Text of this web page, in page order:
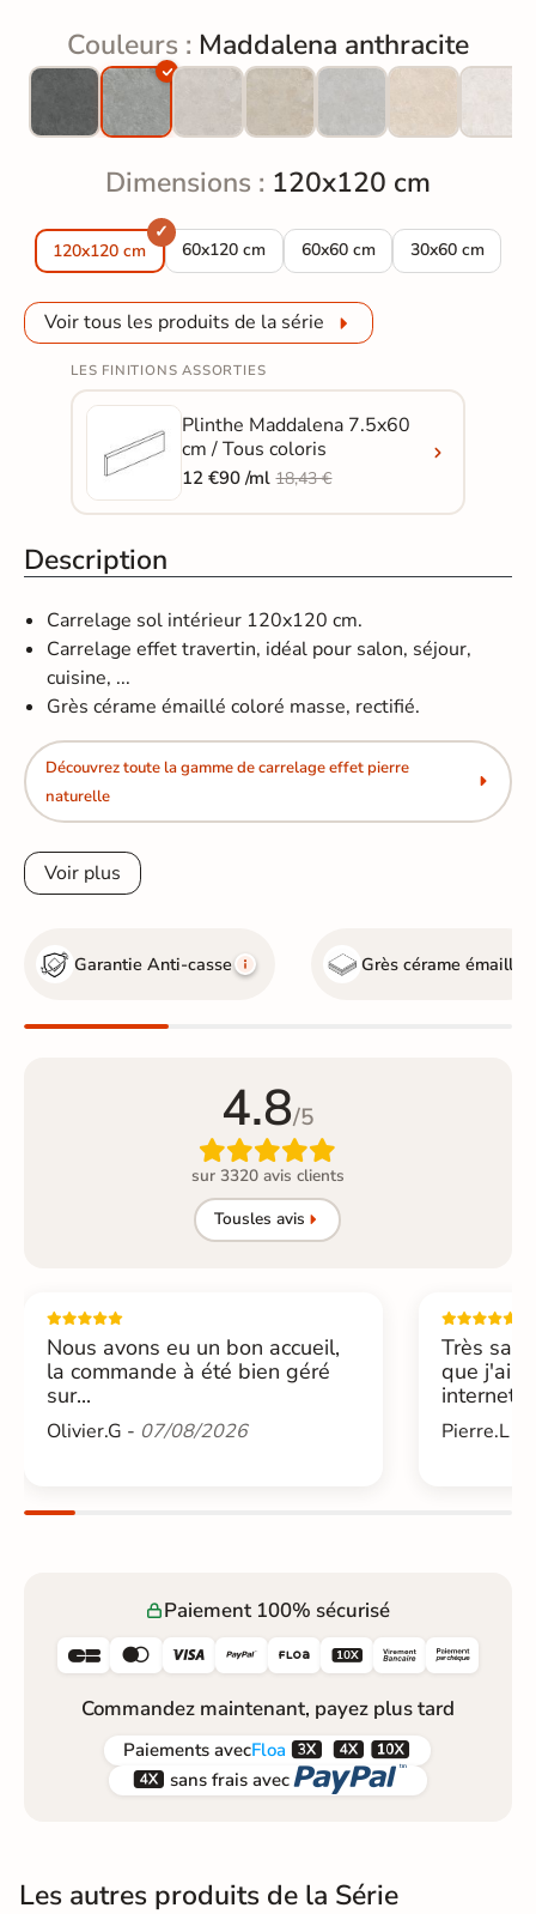
Couleurs : Maddalena anthracite
Dimensions : 120x120 cm
120x120 cm 60x120 cm
Carrelage sol effet pierre Maddalena
60x60 cm
Carrelage sol effet pierre
30x60 cm
Carrelage sol
Voir tous les produits de la série
LES FINITIONS ASSORTIES
Plinthe Maddalena 7.5x60
cm / Tous coloris
12 €90 /ml18,43 €
Description
Carrelage sol intérieur 120x120 cm.
Carrelage effet travertin, idéal pour salon, séjour,
cuisine, ...
Grès cérame émaillé coloré masse, rectifié.
Découvrez toute la gamme de carrelage effet pierre
naturelle
Voir plus
Garantie Anti-casse Grès cérame émaillé
4.8/5

sur 3320 avis clients
Tousles avis
Nous avons eu un bon accueil,
la commande à été bien géré
sur...
Olivier.G - 07/08/2026
Très
que j'ai
internet....
Pierre.L -
Paiement 100% sécurisé
     
Commandez maintenant, payez plus tard
Paiements avecFloa  
 sans frais avec 
Les autres produits de la Série